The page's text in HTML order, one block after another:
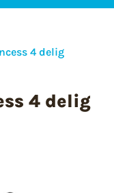
4 delig
4 delig